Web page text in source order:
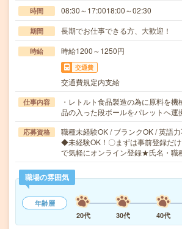
時間 08:30～17:0018:00～02:30
期間 長期でお仕事できる方、大歓迎！
時給 時給1200～1250円
交通費
交通費規定内支給
仕事内容
・レトルト食品製造の為に原料を
品の入った段ボールをパレットへ
応募資格
職種未経験OK / ブランクOK / 英語
◆未経験OK！〇まずは事前登録だ
で気軽にオンライン登録★氏名・職
職場の雰囲気
年齢層
20代
30代 40代